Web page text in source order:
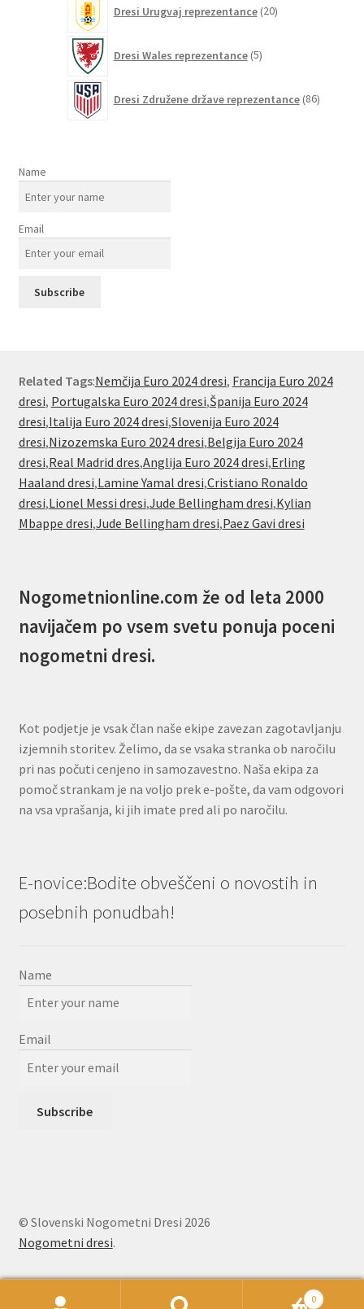
Dresi Urugvaj reprezentance 20izdelkov
Dresi Wales reprezentance 5izdelkov
Dresi Združene države reprezentance 86izdelkov
Name
Email
Related Tags:Nemčija Euro 2024 dresi, Francija Euro 2024
dresi, Portugalska Euro 2024 dresi,Španija Euro 2024
dresi,Italija Euro 2024 dresi,Slovenija Euro 2024
dresi,Nizozemska Euro 2024 dresi,Belgija Euro 2024
dresi,Real Madrid dres,Anglija Euro 2024 dresi,Erling
Haaland dresi,Lamine Yamal dresi,Cristiano Ronaldo
dresi,Lionel Messi dresi,Jude Bellingham dresi,Kylian
Mbappe dresi,Jude Bellingham dresi,Paez Gavi dresi
Nogometnionline.com že od leta 2000
navijačem po vsem svetu ponuja poceni
nogometni dresi.
Kot podjetje je vsak član naše ekipe zavezan zagotavljanju
izjemnih storitev. Želimo, da se vsaka stranka ob naročilu
pri nas počuti cenjeno in samozavestno. Naša ekipa za
pomoč strankam je na voljo prek e-pošte, da vam odgovori
na vsa vprašanja, ki jih imate pred ali po naročilu.
E-novice:Bodite obveščeni o novostih in
posebnih ponudbah!
Name
Email
© Slovenski Nogometni Dresi 2026
Nogometni dresi.
0